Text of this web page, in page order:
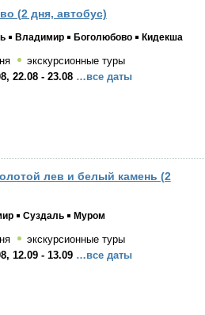
(2 дня, автобус)
Владимир Боголюбово Кидекша
экскурсионные туры
22.08 - 23.08 …все даты
лев и белый камень (2
Суздаль Муром
экскурсионные туры
12.09 - 13.09 …все даты